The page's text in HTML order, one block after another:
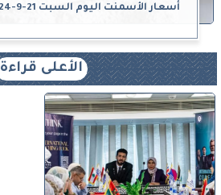
أسعار الأسمنت اليوم السبت 21-9-2024 في محافظة المنيا
الأعلى قراءة